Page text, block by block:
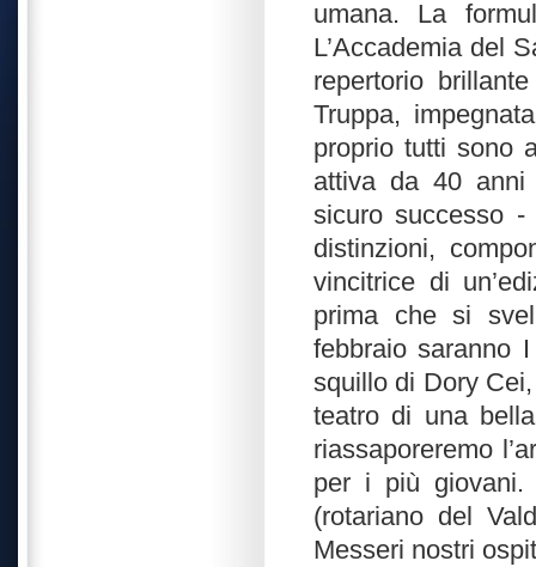
umana. La
L’Accademia del
repertorio
Truppa,
proprio tutti sono
attiva da 40 anni
sicuro successo
distinzioni,
vincitrice di
prima che si
febbraio saranno
squillo di Dory
teatro di una
riassaporeremo
per i più giovani.
(rotariano del
Messeri nostri